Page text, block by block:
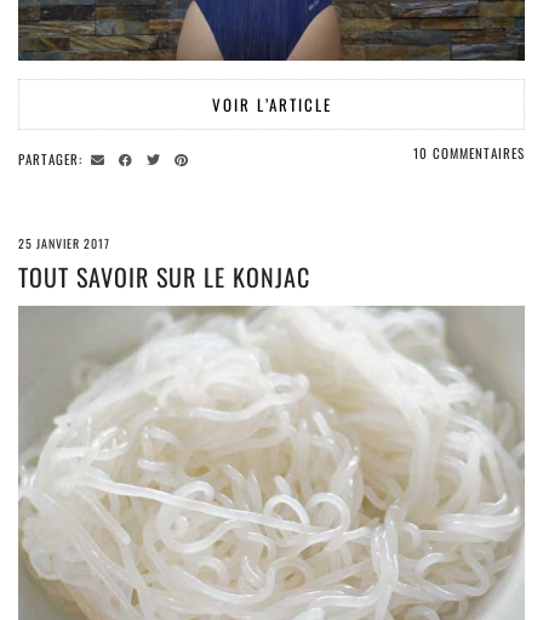
VOIR L’ARTICLE
PARTAGER: 10 COMMENTAIRES
25 JANVIER 2017
TOUT SAVOIR SUR LE KONJAC